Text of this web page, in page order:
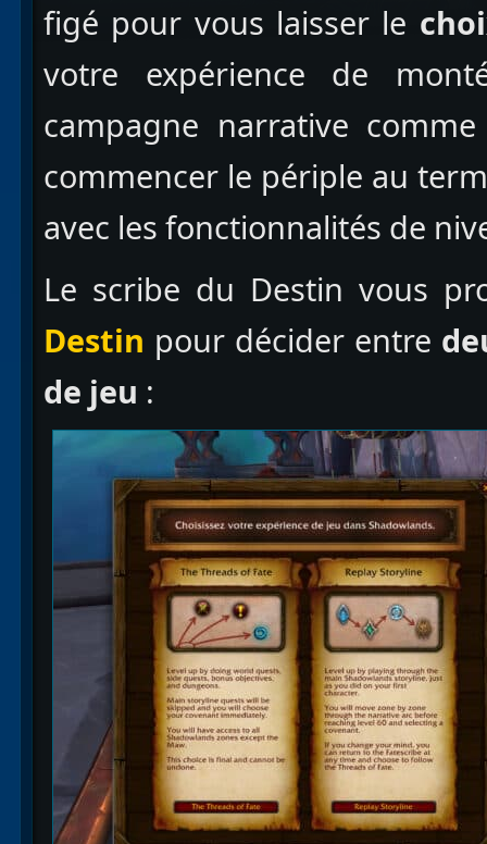
figé pour vous laisser le
votre expérience de
campagne narrative
commencer le périple au
avec les fonctionnalités de
Le scribe du Destin vous
Destin pour décider entre
de jeu :